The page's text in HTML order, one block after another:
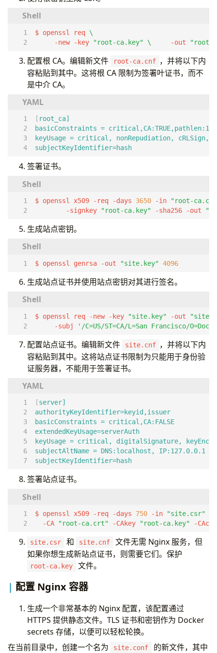
$ openssl req
     -new -key
"root-ca.key" \
    -out
"root-
配置根 CA。编辑新文件 root-ca.cnf ，并将以下内
容粘贴到其中。这将根 CA 限制为签署叶证书，而不
是中介 CA。
[ root_ca]
basicConstraints = critical,CA:TRUE,pathlen:1
keyUsage = critical, nonRepudiation, cRLSign,
subjectKeyIdentifier=hash
签署证书。
$ openssl x509 -req -days 3650 -in
"root-
        -signkey
"root-ca.key" -sha256 -out
生成站点密钥。
$ openssl genrsa -out "site.key" 4096
生成站点证书并使用站点密钥对其进行签名。
$ openssl req -new -key "site.key" -out
     -subj
'/C=US/ST=CA/L=San Francisco/
配置站点证书。编辑新文件 site.cnf ，并将以下内
容粘贴到其中。这将站点证书限制为只能用于身份验
证服务器，不能用于签署证书。
[server]
authorityKeyIdentifier=keyid,issuer
basicConstraints = critical,CA:FALSE
extendedKeyUsage=serverAuth
keyUsage = critical, digitalSignature,
subjectAltName = DNS:localhost, IP:127.0.0.1
subjectKeyIdentifier=hash
签署站点证书。
$ openssl x509 -req -days 750 -in "site.csr"
  -CA
"root-ca.crt" -CAkey "root-ca.key" -
site.csr 和 site.cnf
文件无需 Nginx 服务，但
如果你想生成新站点证书，则需要它们。保护
root-ca.key 文件。
配置 Nginx 容器
生成一个非常基本的 Nginx 配置，该配置通过
HTTPS 提供静态文件。TLS 证书和密钥作为 Docker
secrets 存储，以便可以轻松轮换。
在当前目录中，创建一个名为
site.conf 的新文件，其中